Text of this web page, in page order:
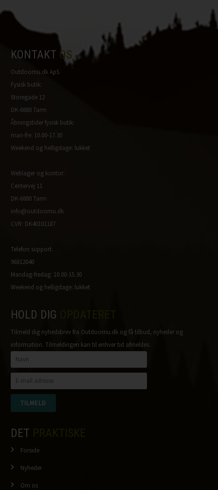
KONTAKT OS
Outdoornu.dk ApS
Fysisk butik:
Storegade 12
DK-6880 Tarm
Åbningstider fysisk butik:
man-fre: 10.00-17.30
Weekend og helligdage: lukket
Weblager og kontor:
Centervej 11
DK-6880 Tarm
info@outdoornu.dk
CVR: DK40101187
Telefon support:
96812040
Mandag-fredag: 10.00-15.30
Weekend og helligdage: lukket
HOLD DIG
Tilmeld dig nyhedsbrev fra Outdoornu.dk og få tilbud, nyheder og
information. Tilmeldingen kan til enhver tid afmeldes.
DET
Forside
Nyheder
Om os